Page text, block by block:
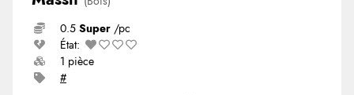
0.5 Super /pc
État:
1 pièce
#